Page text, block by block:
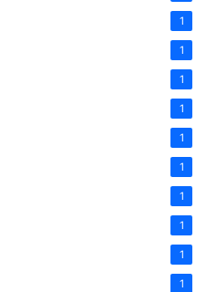
1
1
1
1
1
1
1
1
1
1